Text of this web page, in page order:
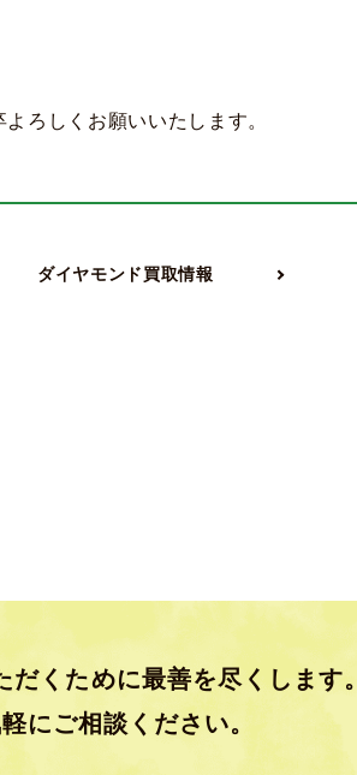
ろしくお願いいたします。
ダイヤモンド買取情報
だくために最善を尽くします。
にご相談ください。